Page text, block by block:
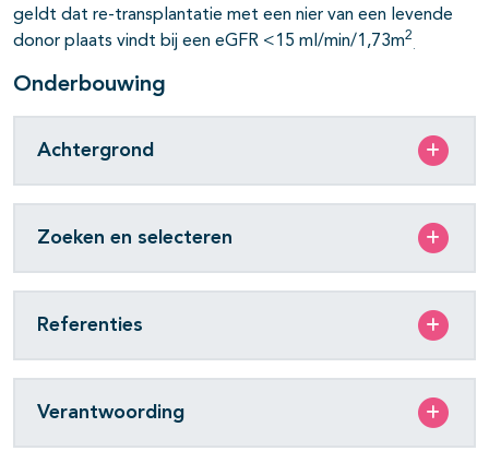
geldt dat re-transplantatie met een nier van een levende
donor plaats vindt bij een eGFR <15 ml/min/1,73m2
.
Onderbouwing
Achtergrond
Zoeken en selecteren
Referenties
Verantwoording